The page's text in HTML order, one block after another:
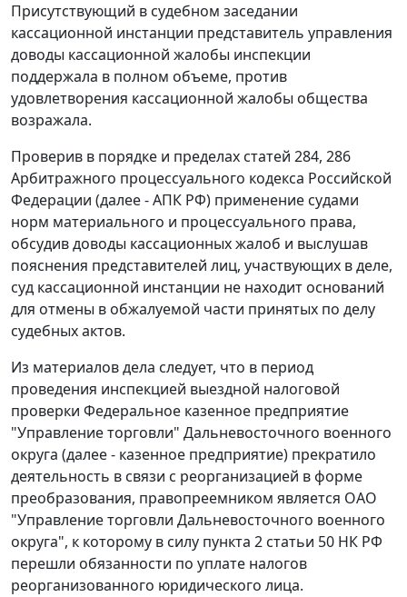
Присутствующий в судебном заседании
кассационной инстанции представитель управления
доводы кассационной жалобы инспекции
поддержала в полном объеме, против
удовлетворения кассационной жалобы общества
возражала.
Проверив в порядке и пределах статей 284, 286
Арбитражного процессуального кодекса Российской
Федерации (далее - АПК РФ) применение судами
норм материального и процессуального права,
обсудив доводы кассационных жалоб и выслушав
пояснения представителей лиц, участвующих в деле,
суд кассационной инстанции не находит оснований
для отмены в обжалуемой части принятых по делу
судебных актов.
Из материалов дела следует, что в период
проведения инспекцией выездной налоговой
проверки Федеральное казенное предприятие
"Управление торговли" Дальневосточного военного
округа (далее - казенное предприятие) прекратило
деятельность в связи с реорганизацией в форме
преобразования, правопреемником является ОАО
"Управление торговли Дальневосточного военного
округа", к которому в силу пункта 2 статьи 50 НК РФ
перешли обязанности по уплате налогов
реорганизованного юридического лица.